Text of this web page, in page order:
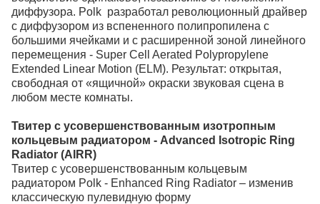
диффузора. Polk разработал революционный драйвер
с диффузором из вспененного полипропилена с
большими ячейками и c расширенной зоной линейного
перемещения - Super Cell Aerated Polypropylene
Extended Linear Motion (ELM). Результат: открытая,
свободная от «ящичной» окраски звуковая сцена в
любом месте комнаты.
Твитер с усовершенствованным изотропным
кольцевым радиатором - Advanced Isotropic Ring
Radiator (AIRR)
Твитер с усовершенствованным кольцевым
радиатором Polk - Enhanced Ring Radiator – изменив
классическую пулевидную форму